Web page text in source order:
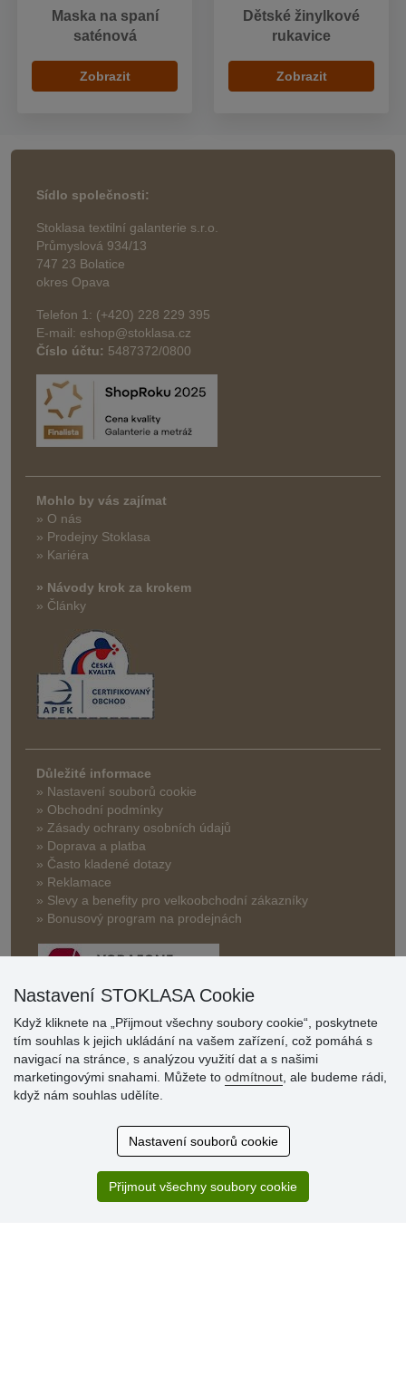
Maska na spaní
saténová
Zobrazit
Dětské žinylkové
rukavice
Zobrazit
Sídlo společnosti:
Stoklasa textilní galanterie s.r.o.
Průmyslová 934/13
747 23 Bolatice
okres Opava
Telefon 1: (+420) 228 229 395
E-mail: eshop@stoklasa.cz
Číslo účtu: 5487372/0800
Mohlo by vás zajímat
» O nás
» Prodejny Stoklasa
» Kariéra
» Návody krok za krokem
» Články
Důležité informace
» Nastavení souborů cookie
» Obchodní podmínky
» Zásady ochrany osobních údajů
» Doprava a platba
» Často kladené dotazy
» Reklamace
» Slevy a benefity pro velkoobchodní zákazníky
» Bonusový program na prodejnách
Hodnocení
zákazníků
Super obchod, kvalitní zboží za slušné ceny. Vřele
Sortiment za fajn ceny a hlavně super rychlé dodání. Moc
Nastavení STOKLASA Cookie
Když kliknete na „Přijmout všechny soubory cookie“, poskytnete
tím souhlas k jejich ukládání na vašem zařízení, což pomáhá s
navigací na stránce, s analýzou využití dat a s našimi
marketingovými snahami. Můžete to odmítnout , ale budeme rádi,
když nám souhlas udělíte.
Nastavení souborů cookie
Přijmout všechny soubory cookie